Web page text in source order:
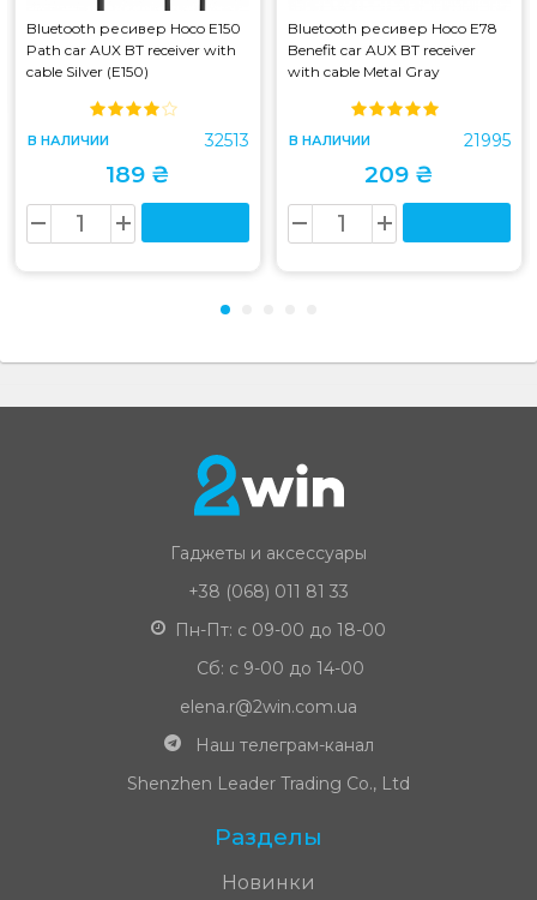
Bluetooth ресивер Hoco E150
Path car AUX BT receiver with
cable Silver (E150)
В НАЛИЧИИ 32513
189 ₴
Bluetooth ресивер Hoco E78
Benefit car AUX BT receiver
with cable Metal Gray
В НАЛИЧИИ 21995
209 ₴
Гаджеты и аксессуары
+38 (068) 011 81 33
Пн-Пт: с 09-00 до 18-00
Сб: с 9-00 до 14-00
elena.r@2win.com.ua
Наш телеграм-канал
Shenzhen Leader Trading Co., Ltd
Разделы
Новинки